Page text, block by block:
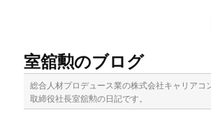
室舘勲のブログ
総合人材プロデュース業の株式会社キャリアコ
取締役社長室舘勲の日記です。